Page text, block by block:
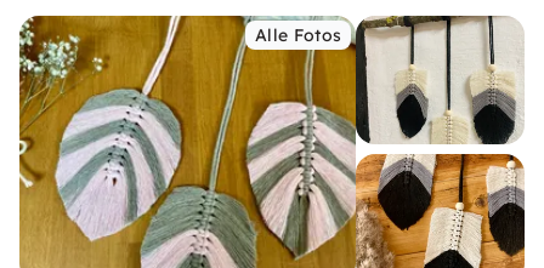
Alle Fotos